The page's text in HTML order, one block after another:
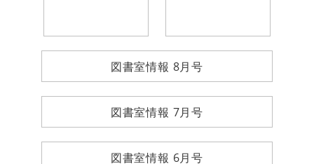
図書室情報 8月号
図書室情報 7月号
図書室情報 6月号